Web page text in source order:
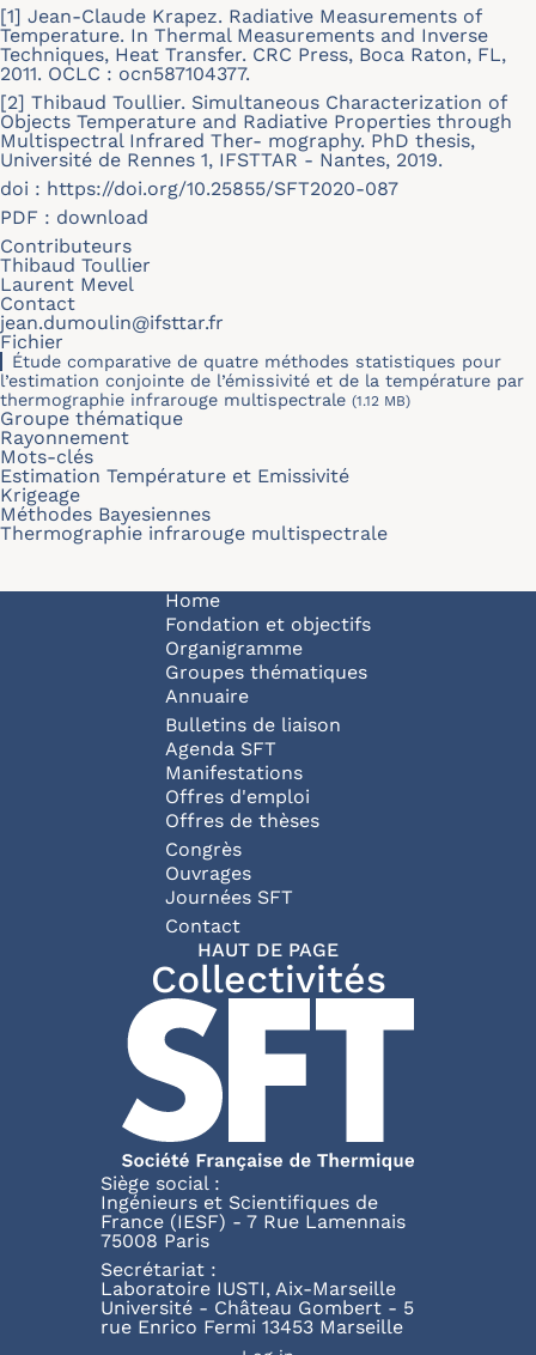
[1] Jean-Claude Krapez. Radiative Measurements of
Temperature. In Thermal Measurements and Inverse
Techniques, Heat Transfer. CRC Press, Boca Raton, FL,
2011. OCLC : ocn587104377.
[2] Thibaud Toullier. Simultaneous Characterization of
Objects Temperature and Radiative Properties through
Multispectral Infrared Ther- mography. PhD thesis,
Université de Rennes 1, IFSTTAR - Nantes, 2019.
doi : https://doi.org/10.25855/SFT2020-087
PDF : download
Contributeurs
Thibaud Toullier
Laurent Mevel
Contact
jean.dumoulin@ifsttar.fr
Fichier
Étude comparative de quatre méthodes statistiques pour
l’estimation conjointe de l’émissivité et de la température par
thermographie infrarouge multispectrale (1.12 MB)
Groupe thématique
Rayonnement
Mots-clés
Estimation Température et Emissivité
Krigeage
Méthodes Bayesiennes
Thermographie infrarouge multispectrale
Navigation principale
Home
Fondation et objectifs
Organigramme
Groupes thématiques
Annuaire
Bulletins de liaison
Agenda SFT
Manifestations
Offres d'emploi
Offres de thèses
Congrès
Ouvrages
Journées SFT
Pied de page
Contact
HAUT DE PAGE
Collectivités
Siège social :
Ingénieurs et Scientifiques de
France (IESF) - 7 Rue Lamennais
75008 Paris
Secrétariat :
Laboratoire IUSTI, Aix-Marseille
Université - Château Gombert - 5
rue Enrico Fermi 13453 Marseille